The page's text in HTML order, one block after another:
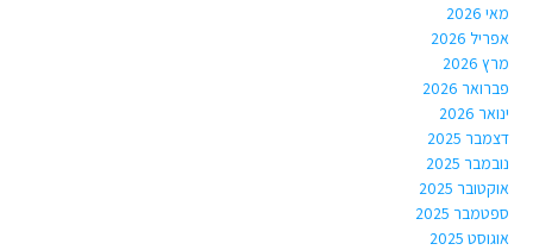
מאי 2026
אפריל 2026
מרץ 2026
פברואר 2026
ינואר 2026
דצמבר 2025
נובמבר 2025
אוקטובר 2025
ספטמבר 2025
אוגוסט 2025